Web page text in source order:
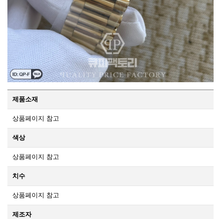
제품소재
상품페이지 참고
색상
상품페이지 참고
치수
상품페이지 참고
제조자